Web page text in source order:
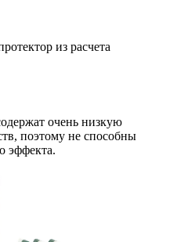
из расчета
очень низкую
поэтому не способны
эффекта.